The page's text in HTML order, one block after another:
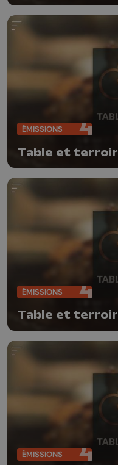
ÉMISSIONS
Table et terroir
ÉMISSIONS
Table et terroir
ÉMISSIONS